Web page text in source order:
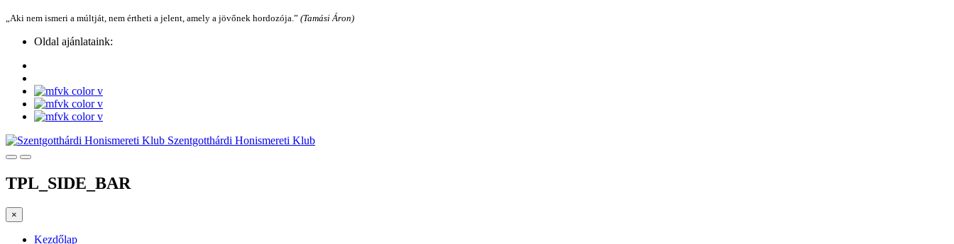
„Aki nem ismeri a múltját, nem értheti a jelent, amely a jövőnek hordozója.” (Tamási Áron)
Oldal ajánlataink:
Szentgotthárdi Honismereti Klub
TPL_SIDE_BAR
×
Kezdőlap